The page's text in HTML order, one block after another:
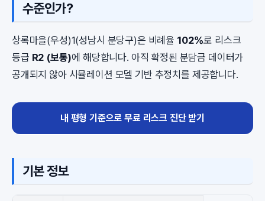
수준인가?
상록마을(우성)1(성남시 분당구)은 비례율 102%로 리스크
등급 R2 (보통)에 해당합니다. 아직 확정된 분담금 데이터가
공개되지 않아 시뮬레이션 모델 기반 추정치를 제공합니다.
내 평형 기준으로 무료 리스크 진단 받기
기본 정보